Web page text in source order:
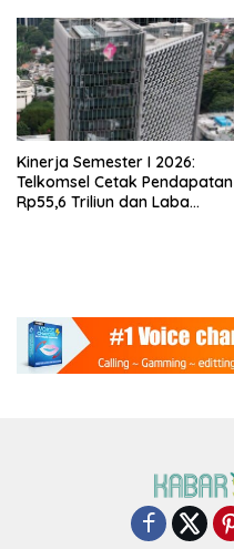
Kinerja Semester I 2026:
Telkomsel Cetak Pendapatan
Rp55,6 Triliun dan Laba